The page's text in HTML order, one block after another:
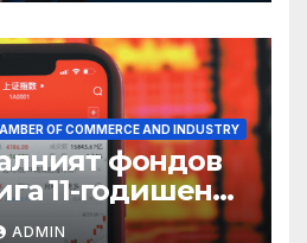
OF COMMERCE AND INDUSTRY
фондов
11-годишен
ADMIN